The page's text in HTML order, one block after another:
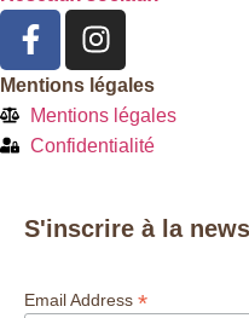
Mentions légales
Mentions légales
Confidentialité
S'inscrire à la
Email Address *